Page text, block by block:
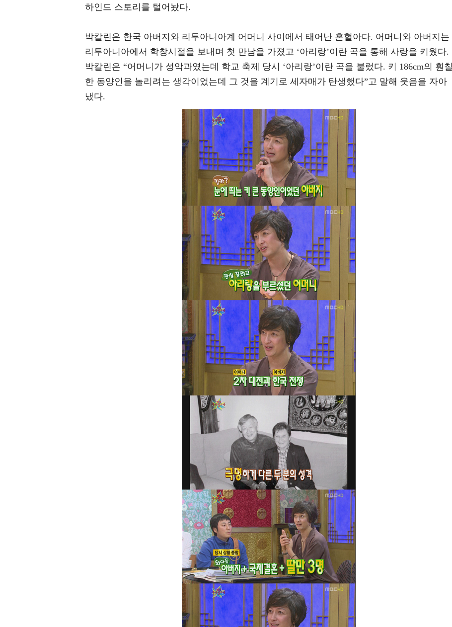
하인드 스토리를 털어놨다.
박칼린은 한국 아버지와 리투아니아계 어머니 사이에서 태어난 혼혈아다. 어머니와 아버지는
리투아니아에서 학창시절을 보내며 첫 만남을 가졌고 ‘아리랑’이란 곡을 통해 사랑을 키웠다.
박칼린은 “어머니가 성악과였는데 학교 축제 당시 ‘아리랑’이란 곡을 불렀다. 키 186cm의 훤칠
한 동양인을 놀리려는 생각이었는데 그 것을 계기로 세자매가 탄생했다”고 말해 웃음을 자아
냈다.